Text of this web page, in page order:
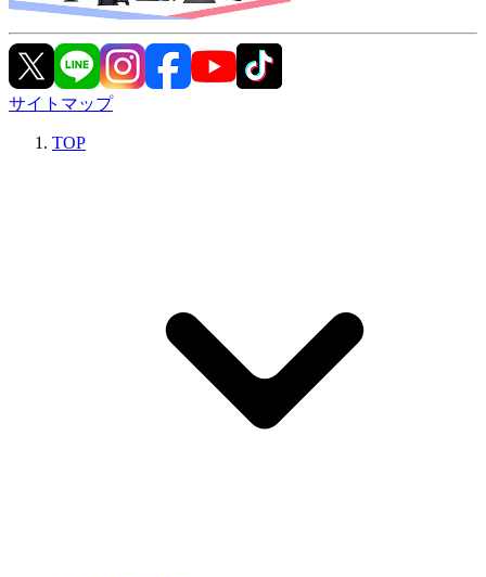
サイトマップ
TOP